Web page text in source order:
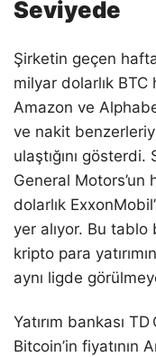
Seviyede
Şirketin geçen
milyar dolarlık
Amazon ve
ve nakit
ulaştığını
General Motors’un
dolarlık
yer alıyor. Bu
kripto para
aynı ligde
Yatırım bankası
Bitcoin’in fiyatının